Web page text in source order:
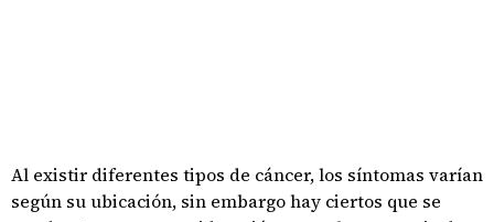
Al existir diferentes tipos de cáncer, los síntomas varían
según su ubicación, sin embargo hay ciertos que se